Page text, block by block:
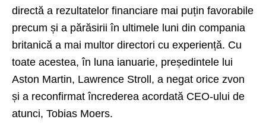
directă a rezultatelor financiare mai puțin favorabile
precum și a părăsirii în ultimele luni din compania
britanică a mai multor directori cu experiență. Cu
toate acestea, în luna ianuarie, președintele lui
Aston Martin, Lawrence Stroll, a negat orice zvon
și a reconfirmat încrederea acordată CEO-ului de
atunci, Tobias Moers.